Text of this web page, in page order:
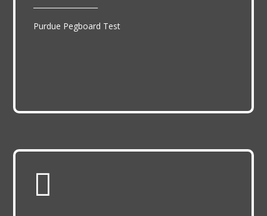
Purdue Pegboard Test
